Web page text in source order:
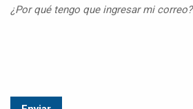
¿Por qué tengo que ingresar mi correo?